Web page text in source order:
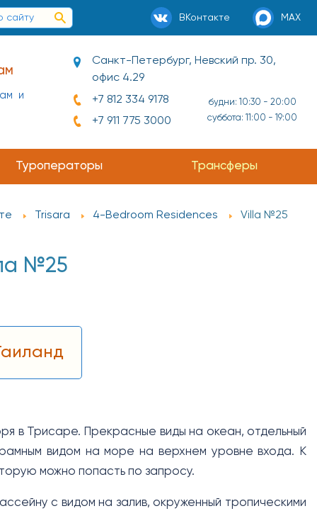
ВКонтакте MAX
и
Санкт-Петербург, Невский пр. 30,
офис 4.29
+7 812 334 9178
+7 911 775 3000
будни: 10:30 - 20:00
суббота: 11:00 - 19:00
Туроператоры Трансферы
Trisara 4-Bedroom Residences Villa №25
№25
в Трисаре. Прекрасные виды на океан, отдельный
видом на море на верхнем уровне входа. К
можно попасть по запросу.
с видом на залив, окруженный тропическими